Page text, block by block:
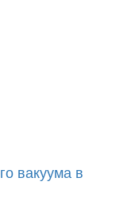
вакуума в